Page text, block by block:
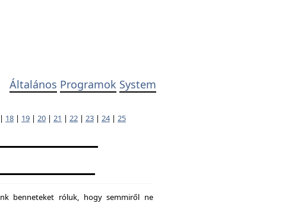
Általános Programok System
| 18 | 19 | 20 | 21 | 22 | 23 | 24| 25
benneteket róluk, hogy semmiről ne